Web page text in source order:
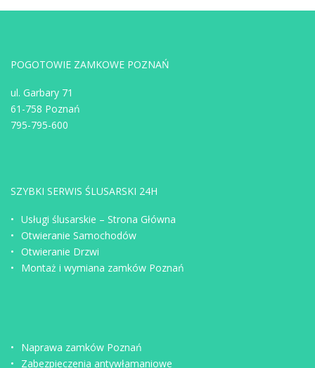
POGOTOWIE ZAMKOWE POZNAŃ
ul. Garbary 71
61-758 Poznań
795-795-600
SZYBKI SERWIS ŚLUSARSKI 24H
Usługi ślusarskie – Strona Główna
Otwieranie Samochodów
Otwieranie Drzwi
Montaż i wymiana zamków Poznań
Naprawa zamków Poznań
Zabezpieczenia antywłamaniowe